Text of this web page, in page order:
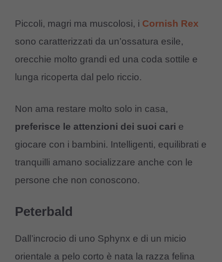
Piccoli, magri ma muscolosi, i Cornish Rex
sono caratterizzati da un’ossatura esile,
orecchie molto grandi ed una coda sottile e
lunga ricoperta dal pelo riccio.
Non ama restare molto solo in casa,
preferisce le attenzioni dei suoi cari e
giocare con i bambini. Intelligenti, equilibrati e
tranquilli amano socializzare anche con le
persone che non conoscono.
Peterbald
Dall’incrocio di uno Sphynx e di un micio
orientale a pelo corto è nata la razza felina